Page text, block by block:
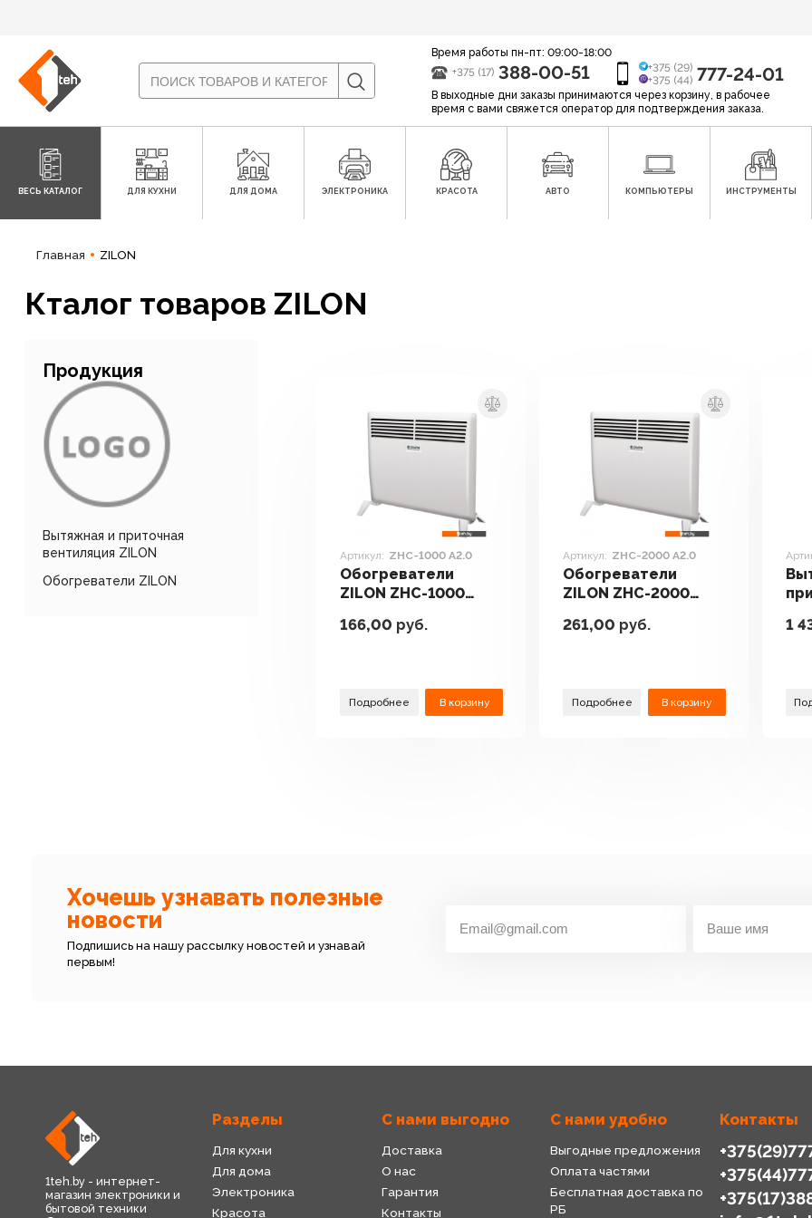
Время работы пн-пт: 09:00-18:00
+375 (17) 388-00-51
+375 (29)
+375 (44) 777-24-01
В выходные дни заказы принимаются через корзину, в рабочее
время с вами свяжется оператор для подтверждения заказа.
ВЕСЬ КАТАЛОГ ДЛЯ КУХНИ ДЛЯ ДОМА ЭЛЕКТРОНИКА КРАСОТА АВТО КОМПЬЮТЕРЫ ИНСТРУМЕНТЫ
Главная ZILON
Кталог товаров ZILON
Продукция
Вытяжная и приточная
вентиляция ZILON
Обогреватели ZILON
Артикул: ZHC-1000 A2.0
Обогреватели
ZILON ZHC-1000
166,00 руб.
Подробнее В корзину
Артикул: ZHC-2000 A2.0
Обогреватели
ZILON ZHC-2000
261,00 руб.
Подробнее В корзину
1
Хочешь узнавать полезные
новости
Подпишись на нашу рассылку новостей и узнавай
первым!
1teh.by - интернет-
магазин электроники и
бытовой техники
Разделы
Для кухни
Для дома
Электроника
Красота
С нами выгодно
Доставка
О нас
Гарантия
Контакты
С нами удобно
Выгодные предложения
Оплата частями
Бесплатная доставка по
РБ
Контакты